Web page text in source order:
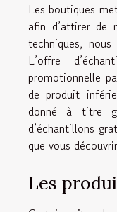
Les boutiques
afin d’attirer de
techniques,
L’offre
promotionnelle
de produit
donné à titre
d’échantillons
que vous
Les